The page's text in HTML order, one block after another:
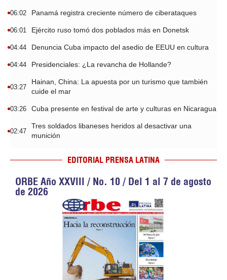
06:02 Panamá registra creciente número de ciberataques
06:01 Ejército ruso tomó dos poblados más en Donetsk
04:44 Denuncia Cuba impacto del asedio de EEUU en cultura
04:44 Presidenciales: ¿La revancha de Hollande?
03:27
Hainan, China: La apuesta por un turismo que también
cuide el mar
03:26 Cuba presente en festival de arte y culturas en Nicaragua
02:47
Tres soldados libaneses heridos al desactivar una
munición
EDITORIAL PRENSA LATINA
ORBE Año XXVIII / No. 10 / Del 1 al 7 de agosto
de 2026